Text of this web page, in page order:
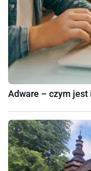
Adware – czym jest